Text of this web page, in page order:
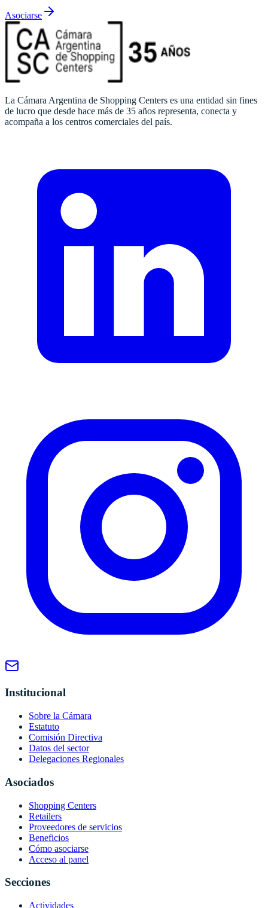
Asociarse
La Cámara Argentina de Shopping Centers es una entidad sin fines
de lucro que desde hace más de 35 años representa, conecta y
acompaña a los centros comerciales del país.
Institucional
Sobre la Cámara
Estatuto
Comisión Directiva
Datos del sector
Delegaciones Regionales
Asociados
Shopping Centers
Retailers
Proveedores de servicios
Beneficios
Cómo asociarse
Acceso al panel
Secciones
Actividades